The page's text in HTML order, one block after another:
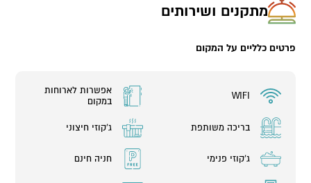
מתקנים ושירותים
פרטים כלליים על המקום
WIFI
אפשרות לארוחות
במקום
בריכה משותפת ג'קוזי חיצוני
ג'קוזי פנימי חניה חינם